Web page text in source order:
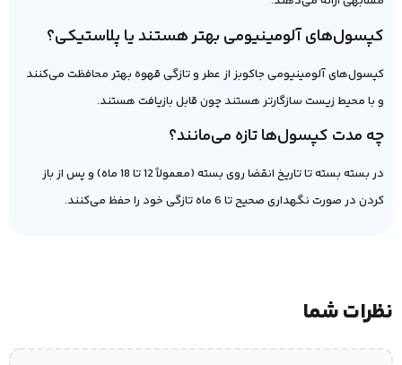
کپسول‌های آلومینیومی بهتر هستند یا پلاستیکی؟
کپسول‌های آلومینیومی جاکوبز از عطر و تازگی قهوه بهتر محافظت می‌کنند
و با محیط زیست سازگارتر هستند چون قابل بازیافت هستند.
چه مدت کپسول‌ها تازه می‌مانند؟
در بسته بسته تا تاریخ انقضا روی بسته (معمولاً 12 تا 18 ماه) و پس از باز
کردن در صورت نگهداری صحیح تا 6 ماه تازگی خود را حفظ می‌کنند.
نظرات شما